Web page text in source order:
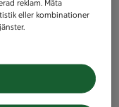
reklam. Mäta
eller kombinationer